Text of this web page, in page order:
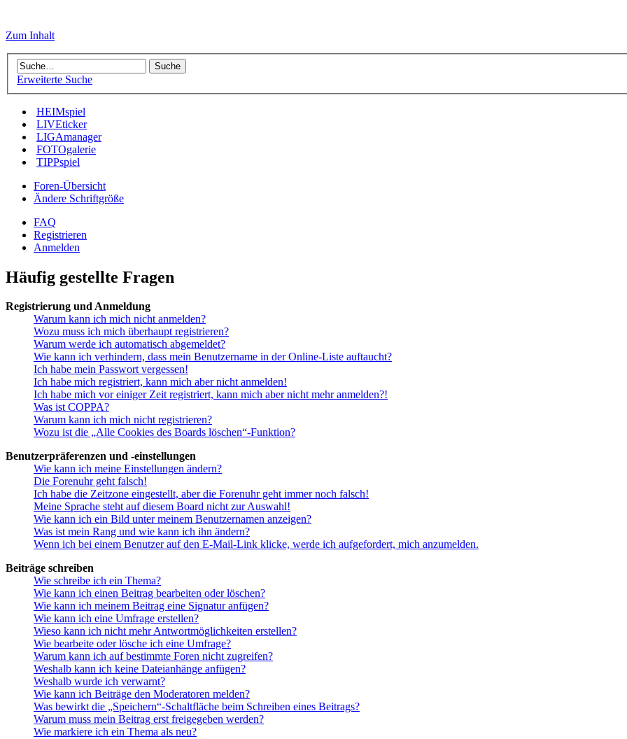
Zum Inhalt
Erweiterte Suche
HEIMspiel
LIVEticker
LIGAmanager
FOTOgalerie
TIPPspiel
Foren-Übersicht
Ändere Schriftgröße
FAQ
Registrieren
Anmelden
Häufig gestellte Fragen
Registrierung und Anmeldung
Warum kann ich mich nicht anmelden?
Wozu muss ich mich überhaupt registrieren?
Warum werde ich automatisch abgemeldet?
Wie kann ich verhindern, dass mein Benutzername in der Online-Liste auftaucht?
Ich habe mein Passwort vergessen!
Ich habe mich registriert, kann mich aber nicht anmelden!
Ich habe mich vor einiger Zeit registriert, kann mich aber nicht mehr anmelden?!
Was ist COPPA?
Warum kann ich mich nicht registrieren?
Wozu ist die „Alle Cookies des Boards löschen“-Funktion?
Benutzerpräferenzen und -einstellungen
Wie kann ich meine Einstellungen ändern?
Die Forenuhr geht falsch!
Ich habe die Zeitzone eingestellt, aber die Forenuhr geht immer noch falsch!
Meine Sprache steht auf diesem Board nicht zur Auswahl!
Wie kann ich ein Bild unter meinem Benutzernamen anzeigen?
Was ist mein Rang und wie kann ich ihn ändern?
Wenn ich bei einem Benutzer auf den E-Mail-Link klicke, werde ich aufgefordert, mich anzumelden.
Beiträge schreiben
Wie schreibe ich ein Thema?
Wie kann ich einen Beitrag bearbeiten oder löschen?
Wie kann ich meinem Beitrag eine Signatur anfügen?
Wie kann ich eine Umfrage erstellen?
Wieso kann ich nicht mehr Antwortmöglichkeiten erstellen?
Wie bearbeite oder lösche ich eine Umfrage?
Warum kann ich auf bestimmte Foren nicht zugreifen?
Weshalb kann ich keine Dateianhänge anfügen?
Weshalb wurde ich verwarnt?
Wie kann ich Beiträge den Moderatoren melden?
Was bewirkt die „Speichern“-Schaltfläche beim Schreiben eines Beitrags?
Warum muss mein Beitrag erst freigegeben werden?
Wie markiere ich ein Thema als neu?